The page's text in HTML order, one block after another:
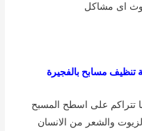
اى مشاكل
تنظيف مسابح بالفجيرة
تتراكم على اسطح المسبح
والشعر من الانسان